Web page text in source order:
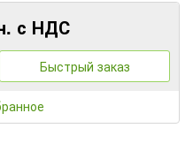
с НДС
Быстрый заказ